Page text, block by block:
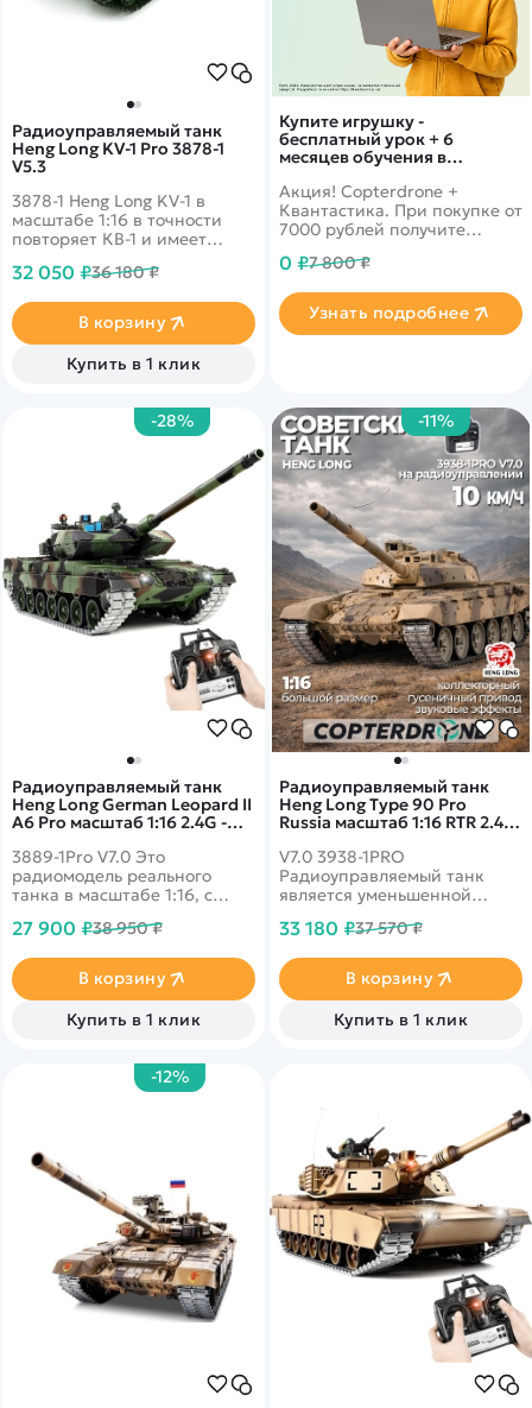
Купите игрушку -
бесплатный урок + 6
месяцев обучения в
Акция! Copterdrone +
Квантастика. При покупке от
7000 рублей получите
нашего партнера
0 ₽7 800 ₽
Узнать подробнее
Радиоуправляемый танк
Heng Long KV-1 Pro 3878-1
V5.3
3878-1 Heng Long KV-1 в
масштабе 1:16 в точности
повторяет КВ-1 и имеет
катков, гусеницы с
и собственную
пневматическую пушку с
прицельной дальностью
стрельбы в 20-30 метров.
32 050 ₽36 180 ₽
В корзину
Купить в 1 клик
-28%
Радиоуправляемый танк
Heng Long German Leopard II
A6 Pro масштаб 1:16 2.4G -
3889-1Pro V7.0 Это
радиомодель реального
танка в масштабе 1:16, с
корпуса и навесным
27 900 ₽38 950 ₽
В корзину
Купить в 1 клик
-11%
Радиоуправляемый танк
Heng Long Type 90 Pro
Russia масштаб 1:16 RTR 2.4G
V7.0 3938-1PRO
Радиоуправляемый танк
является уменьшенной
машины Тype 90. Модель
детализацией. MS - Pro
Version - Стальная шестерня,
металлический гусеницы,
металлическое ведущее
33 180 ₽37 570 ₽
В корзину
Купить в 1 клик
-12%